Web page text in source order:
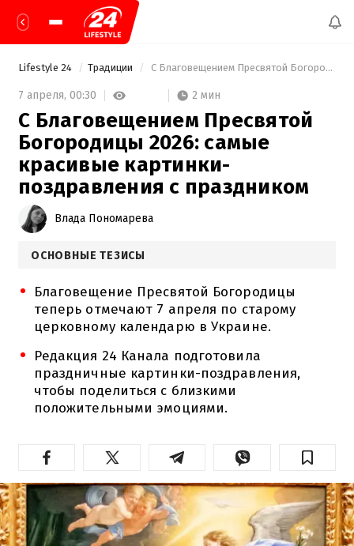
Lifestyle 24 Традиции С Благовещением Пресвятой Богородицы 2026: самые красивые картинки-поздравления с праздником
7 апреля, 00:30 2 мин
С Благовещением Пресвятой
Богородицы 2026: самые
красивые картинки-
поздравления с праздником
Влада Пономарева
ОСНОВНЫЕ ТЕЗИСЫ
Благовещение Пресвятой Богородицы
теперь отмечают 7 апреля по старому
церковному календарю в Украине.
Редакция 24 Канала подготовила
праздничные картинки-поздравления,
чтобы поделиться с близкими
положительными эмоциями.